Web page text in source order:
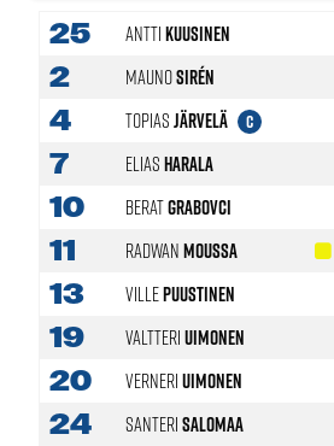
25 AnttiKuusinen
2 MaunoSirén
4 TopiasJärvelä C
7 EliasHarala
10 BeratGrabovci
11 RadwanMoussa
13 VillePuustinen
19 ValtteriUimonen
20 VerneriUimonen
24 SanteriSalomaa